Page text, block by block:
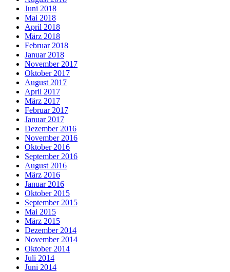
Juni 2018
Mai 2018
April 2018
März 2018
Februar 2018
Januar 2018
November 2017
Oktober 2017
August 2017
April 2017
März 2017
Februar 2017
Januar 2017
Dezember 2016
November 2016
Oktober 2016
September 2016
August 2016
März 2016
Januar 2016
Oktober 2015
September 2015
Mai 2015
März 2015
Dezember 2014
November 2014
Oktober 2014
Juli 2014
Juni 2014